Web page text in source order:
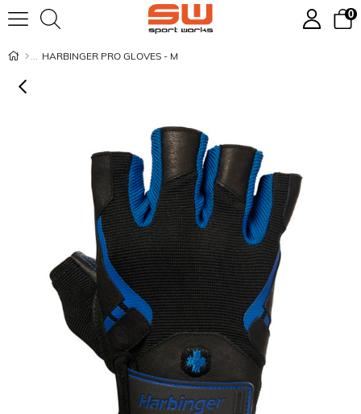
0
HARBINGER PRO GLOVES - M